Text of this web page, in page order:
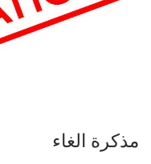
مذكرة الغاء